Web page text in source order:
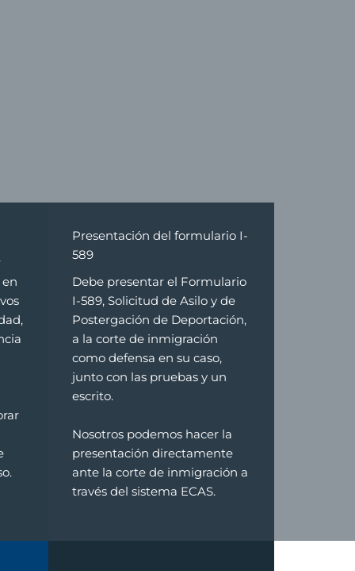
Presentación del formulario I-
589
Debe presentar el Formulario
I-589, Solicitud de Asilo y de
Postergación de Deportación,
a la corte de inmigración
como defensa en su caso,
junto con las pruebas y un
escrito.
Nosotros podemos hacer la
presentación directamente
ante la corte de inmigración a
través del sistema ECAS.